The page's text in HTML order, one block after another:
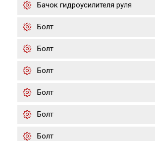
Бачок гидроусилителя руля
Болт
Болт
Болт
Болт
Болт
Болт